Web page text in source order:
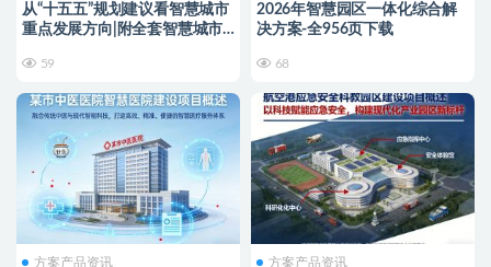
从“十五五”规划建议看智慧城市
重点发展方向|附全套智慧城市
59
2026年智慧园区一体化综合解
决方案-全956页下载
68
方案产品资讯 方案产品资讯